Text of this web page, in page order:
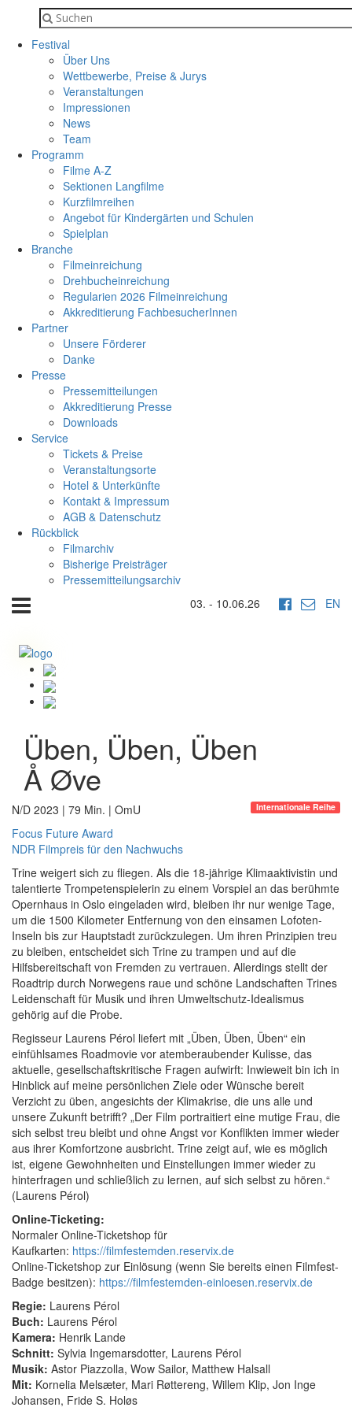
Festival
Über Uns
Wettbewerbe, Preise & Jurys
Veranstaltungen
Impressionen
News
Team
Programm
Filme A-Z
Sektionen Langfilme
Kurzfilmreihen
Angebot für Kindergärten und Schulen
Spielplan
Branche
Filmeinreichung
Drehbucheinreichung
Regularien 2026 Filmeinreichung
Akkreditierung FachbesucherInnen
Partner
Unsere Förderer
Danke
Presse
Pressemitteilungen
Akkreditierung Presse
Downloads
Service
Tickets & Preise
Veranstaltungsorte
Hotel & Unterkünfte
Kontakt & Impressum
AGB & Datenschutz
Rückblick
Filmarchiv
Bisherige Preisträger
Pressemitteilungsarchiv
03. - 10.06.26
EN
Üben, Üben, Üben
Å Øve
N/D 2023 | 79 Min. | OmU Internationale Reihe
Focus Future Award
NDR Filmpreis für den Nachwuchs
Trine weigert sich zu fliegen. Als die 18-jährige Klimaaktivistin und
talentierte Trompetenspielerin zu einem Vorspiel an das berühmte
Opernhaus in Oslo eingeladen wird, bleiben ihr nur wenige Tage,
um die 1500 Kilometer Entfernung von den einsamen Lofoten-
Inseln bis zur Hauptstadt zurückzulegen. Um ihren Prinzipien treu
zu bleiben, entscheidet sich Trine zu trampen und auf die
Hilfsbereitschaft von Fremden zu vertrauen. Allerdings stellt der
Roadtrip durch Norwegens raue und schöne Landschaften Trines
Leidenschaft für Musik und ihren Umweltschutz-Idealismus
gehörig auf die Probe.
Regisseur Laurens Pérol liefert mit „Üben, Üben, Üben“ ein
einfühlsames Roadmovie vor atemberaubender Kulisse, das
aktuelle, gesellschaftskritische Fragen aufwirft: Inwieweit bin ich in
Hinblick auf meine persönlichen Ziele oder Wünsche bereit
Verzicht zu üben, angesichts der Klimakrise, die uns alle und
unsere Zukunft betrifft? „Der Film portraitiert eine mutige Frau, die
sich selbst treu bleibt und ohne Angst vor Konflikten immer wieder
aus ihrer Komfortzone ausbricht. Trine zeigt auf, wie es möglich
ist, eigene Gewohnheiten und Einstellungen immer wieder zu
hinterfragen und schließlich zu lernen, auf sich selbst zu hören.“
(Laurens Pérol)
Online-Ticketing:
Normaler Online-Ticketshop für
Kaufkarten: https://filmfestemden.reservix.de
Online-Ticketshop zur Einlösung (wenn Sie bereits einen Filmfest-
Badge besitzen): https://filmfestemden-einloesen.reservix.de
Regie: Laurens Pérol
Buch: Laurens Pérol
Kamera: Henrik Lande
Schnitt: Sylvia Ingemarsdotter, Laurens Pérol
Musik: Astor Piazzolla, Wow Sailor, Matthew Halsall
Mit: Kornelia Melsæter, Mari Røttereng, Willem Klip, Jon Inge
Johansen, Fride S. Holøs